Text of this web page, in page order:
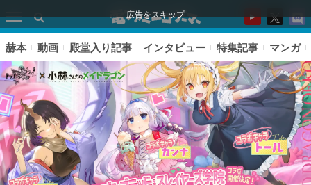
広告をスキップ
赫本 動画 殿堂入り記事 インタビュー 特集記事 マンガ